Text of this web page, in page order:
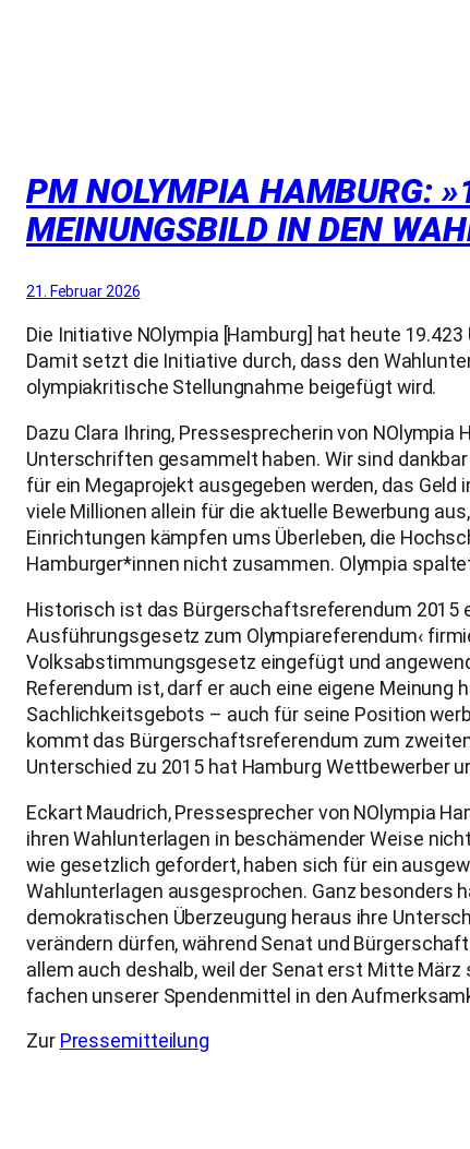
PM NOLYMPIA HAMBURG:
MEINUNGSBILD IN DEN
21. Februar 2026
Die Initiative NOlympia [Hamburg] hat heute
Damit setzt die Initiative durch, dass den
olympiakritische Stellungnahme beigefügt wird.
Dazu Clara Ihring, Pressesprecherin von
Unterschriften gesammelt haben. Wir sind
für ein Megaprojekt ausgegeben werden, das
viele Millionen allein für die aktuelle Bewerbung
Einrichtungen kämpfen ums Überleben, die
Hamburger*innen nicht zusammen. Olympia
Historisch ist das Bürgerschaftsreferendum 2015
Ausführungsgesetz zum Olympiareferendum‹
Volksabstimmungsgesetz eingefügt und
Referendum ist, darf er auch eine eigene
Sachlichkeitsgebots – auch für seine Position
kommt das Bürgerschaftsreferendum zum
Unterschied zu 2015 hat Hamburg Wettbewerber
Eckart Maudrich, Pressesprecher von NOlympia
ihren Wahlunterlagen in beschämender Weise
wie gesetzlich gefordert, haben sich für ein
Wahlunterlagen ausgesprochen. Ganz besonders
demokratischen Überzeugung heraus ihre
verändern dürfen, während Senat und
allem auch deshalb, weil der Senat erst Mitte
fachen unserer Spendenmittel in den
Zur Pressemitteilung